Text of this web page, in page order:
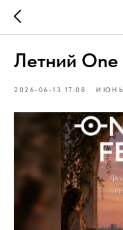
Летний One
2026-06-13 17:08